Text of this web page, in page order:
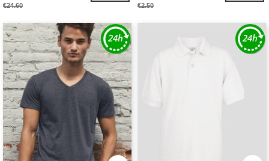
€24.60 €2.50